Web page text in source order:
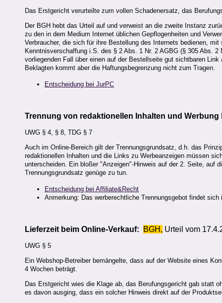
Das Erstgericht verurteilte zum vollen Schadenersatz, das
Der BGH hebt das Urteil auf und verweist an die zweite Instanz
zu den in dem Medium Internet üblichen Gepflogenheiten und
Verbraucher, die sich für ihre Bestellung des Internets bedienen,
Kenntnisverschaffung i.S. des § 2 Abs. 1 Nr. 2 AGBG (§ 305 Abs.
vorliegenden Fall über einen auf der Bestellseite gut sichtbaren
Beklagten kommt aber die Haftungsbegrenzung nicht zum Tragen.
Entscheidung bei JurPC
Trennung von redaktionellen Inhalten und
UWG § 4, § 8, TDG § 7
Auch im Online-Bereich gilt der Trennungsgrundsatz, d.h. das
redaktionellen Inhalten und die Links zu Werbeanzeigen müssen
unterscheiden. Ein bloßer "Anzeigen"-Hinweis auf der 2. Seite, auf
Trennungsgrundsatz genüge zu tun.
Entscheidung bei Affiliate&Recht
Anmerkung: Das werberechtliche Trennungsgebot findet
Lieferzeit beim Online-Verkauf: BGH, Urteil vom
UWG § 5
Ein Webshop-Betreiber bemängelte, dass auf der Website eines
4 Wochen beträgt.
Das Erstgericht wies die Klage ab, das Berufungsgericht gab statt
es davon ausging, dass ein solcher Hinweis direkt auf der